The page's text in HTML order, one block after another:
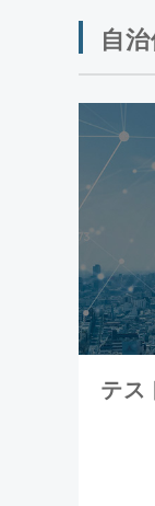
自
テス